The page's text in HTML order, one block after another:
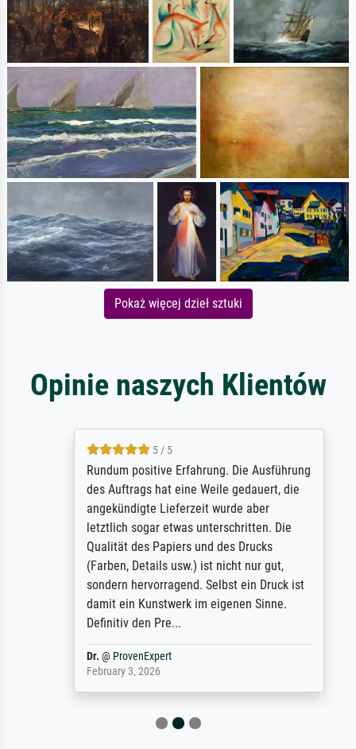
Pokaż więcej dzieł sztuki
Opinie naszych Klientów
5 / 5
Rundum positive Erfahrung. Die Ausführung
des Auftrags hat eine Weile gedauert, die
angekündigte Lieferzeit wurde aber
letztlich sogar etwas unterschritten. Die
Qualität des Papiers und des Drucks
(Farben, Details usw.) ist nicht nur gut,
sondern hervorragend. Selbst ein Druck ist
damit ein Kunstwerk im eigenen Sinne.
Definitiv den Pre...
@ProvenExpert
February 3, 2026